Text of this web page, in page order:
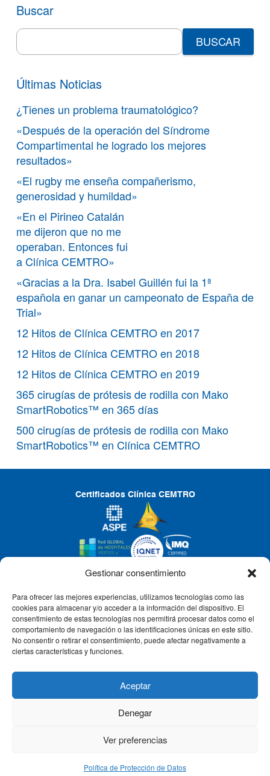
Gestionar consentimiento
Para ofrecer las mejores experiencias, utilizamos tecnologías como las
cookies para almacenar y/o acceder a la información del dispositivo. El
consentimiento de estas tecnologías nos permitirá procesar datos como el
comportamiento de navegación o las identificaciones únicas en este sitio.
No consentir o retirar el consentimiento, puede afectar negativamente a
ciertas características y funciones.
Aceptar
Denegar
Ver preferencias
Política de Protección de Datos
Buscar
Search
for:
Últimas Noticias
¿Tienes un problema traumatológico?
«Después de la operación del Síndrome
Compartimental he logrado los mejores
resultados»
«El rugby me enseña compañerismo,
generosidad y humildad»
«En el Pirineo Catalán
me dijeron que no me
operaban. Entonces fui
a Clínica CEMTRO»
«Gracias a la Dra. Isabel Guillén fui la 1ª
española en ganar un campeonato de España de
Trial»
12 Hitos de Clínica CEMTRO en 2017
12 Hitos de Clínica CEMTRO en 2018
12 Hitos de Clínica CEMTRO en 2019
365 cirugías de prótesis de rodilla con Mako
SmartRobotics™ en 365 días
500 cirugías de prótesis de rodilla con Mako
SmartRobotics™ en Clínica CEMTRO
Certificados Clínica CEMTRO
CLÍNICA CEMTRO
QUIÉNES SOMOS